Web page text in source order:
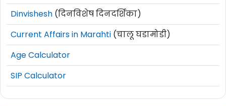
Dinvishesh (दिनविशेष दिनदर्शिका)
Current Affairs in Marahti (चालू घडामोडी)
Age Calculator
SIP Calculator